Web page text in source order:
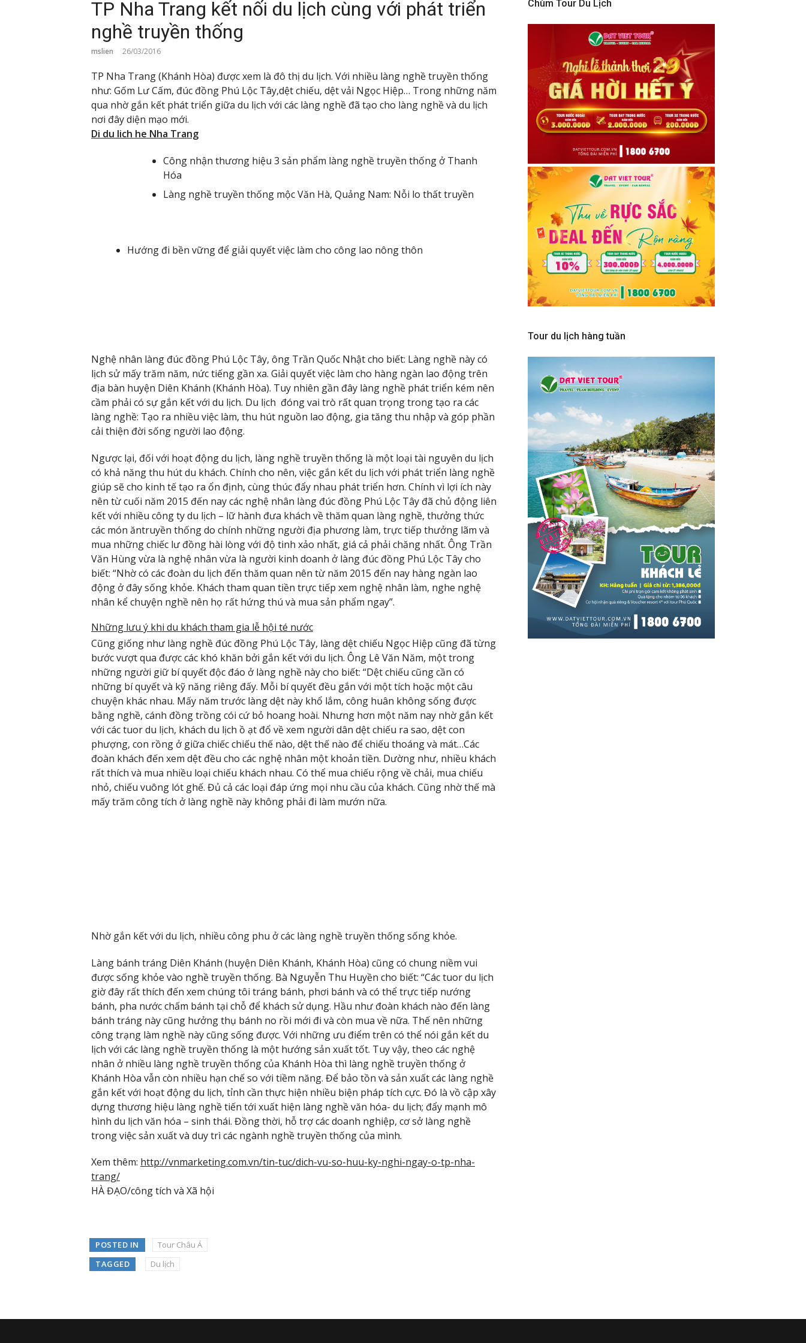
TP Nha Trang kết nối du lịch cùng với phát triển
nghề truyền thống
mslien 26/03/2016
TP Nha Trang (Khánh Hòa) được xem là đô thị du lịch. Với nhiều làng nghề truyền thống
như: Gốm Lư Cấm, đúc đồng Phú Lộc Tây,dệt chiếu, dệt vải Ngọc Hiệp… Trong những năm
qua nhờ gắn kết phát triển giữa du lịch với các làng nghề đã tạo cho làng nghề và du lịch
nơi đây diện mạo mới.
Di du lich he Nha Trang
Công nhận thương hiệu 3 sản phẩm làng nghề truyền thống ở Thanh
Hóa
Làng nghề truyền thống mộc Văn Hà, Quảng Nam: Nỗi lo thất truyền
Hướng đi bền vững để giải quyết việc làm cho công lao nông thôn
Nghệ nhân làng đúc đồng Phú Lộc Tây, ông Trần Quốc Nhật cho biết: Làng nghề này có
lịch sử mấy trăm năm, nức tiếng gần xa. Giải quyết việc làm cho hàng ngàn lao động trên
địa bàn huyện Diên Khánh (Khánh Hòa). Tuy nhiên gần đây làng nghề phát triển kém nên
cầm phải có sự gắn kết với du lịch. Du lịch đóng vai trò rất quan trọng trong tạo ra các
làng nghề: Tạo ra nhiều việc làm, thu hút nguồn lao động, gia tăng thu nhập và góp phần
cải thiện đời sống người lao động.
Ngược lại, đối với hoạt động du lịch, làng nghề truyền thống là một loại tài nguyên du lịch
có khả năng thu hút du khách. Chính cho nên, việc gắn kết du lịch với phát triển làng nghề
giúp sẽ cho kinh tế tạo ra ổn định, cùng thúc đẩy nhau phát triển hơn. Chính vì lợi ích này
nên từ cuối năm 2015 đến nay các nghệ nhân làng đúc đồng Phú Lộc Tây đã chủ động liên
kết với nhiều công ty du lịch – lữ hành đưa khách về thăm quan làng nghề, thưởng thức
các món ăntruyền thống do chính những người địa phương làm, trực tiếp thưởng lãm và
mua những chiếc lư đồng hài lòng với độ tinh xảo nhất, giá cả phải chăng nhất. Ông Trần
Văn Hùng vừa là nghệ nhân vừa là người kinh doanh ở làng đúc đồng Phú Lộc Tây cho
biết: “Nhờ có các đoàn du lịch đến thăm quan nên từ năm 2015 đến nay hàng ngàn lao
động ở đây sống khỏe. Khách tham quan tiền trực tiếp xem nghệ nhân làm, nghe nghệ
nhân kể chuyện nghề nên họ rất hứng thú và mua sản phẩm ngay”.
Những lưu ý khi du khách tham gia lễ hội té nước
Cũng giống như làng nghề đúc đồng Phú Lộc Tây, làng dệt chiếu Ngọc Hiệp cũng đã từng
bước vượt qua được các khó khăn bởi gắn kết với du lịch. Ông Lê Văn Năm, một trong
những người giữ bí quyết độc đáo ở làng nghề này cho biết: “Dệt chiếu cũng cần có
những bí quyết và kỹ năng riêng đấy. Mỗi bí quyết đều gắn với một tích hoặc một câu
chuyện khác nhau. Mấy năm trước làng dệt này khổ lắm, công huân không sống được
bằng nghề, cánh đồng trồng cói cứ bỏ hoang hoài. Nhưng hơn một năm nay nhờ gắn kết
với các tuor du lịch, khách du lịch ồ ạt đổ về xem người dân dệt chiếu ra sao, dệt con
phượng, con rồng ở giữa chiếc chiếu thế nào, dệt thế nào để chiếu thoáng và mát…Các
đoàn khách đến xem dệt đều cho các nghệ nhân một khoản tiền. Dường như, nhiều khách
rất thích và mua nhiều loại chiếu khách nhau. Có thể mua chiếu rộng về chải, mua chiếu
nhỏ, chiếu vuông lót ghế. Đủ cả các loại đáp ứng mọi nhu cầu của khách. Cũng nhờ thế mà
mấy trăm công tích ở làng nghề này không phải đi làm mướn nữa.
Nhờ gắn kết với du lịch, nhiều công phu ở các làng nghề truyền thống sống khỏe.
Làng bánh tráng Diên Khánh (huyện Diên Khánh, Khánh Hòa) cũng có chung niềm vui
được sống khỏe vào nghề truyền thống. Bà Nguyễn Thu Huyền cho biết: “Các tuor du lịch
giờ đây rất thích đến xem chúng tôi tráng bánh, phơi bánh và có thể trực tiếp nướng
bánh, pha nước chấm bánh tại chỗ để khách sử dụng. Hầu như đoàn khách nào đến làng
bánh tráng này cũng hưởng thụ bánh no rồi mới đi và còn mua về nữa. Thế nên những
công trạng làm nghề này cũng sống được. Với những ưu điểm trên có thể nói gắn kết du
lịch với các làng nghề truyền thống là một hướng sản xuất tốt. Tuy vậy, theo các nghệ
nhân ở nhiều làng nghề truyền thống của Khánh Hòa thì làng nghề truyền thống ở
Khánh Hòa vẫn còn nhiều hạn chế so với tiềm năng. Để bảo tồn và sản xuất các làng nghề
gắn kết với hoạt động du lịch, tỉnh cần thực hiện nhiều biện pháp tích cực. Đó là vồ cập xây
dựng thương hiệu làng nghề tiến tới xuất hiện làng nghề văn hóa- du lịch; đẩy mạnh mô
hình du lịch văn hóa – sinh thái. Đồng thời, hỗ trợ các doanh nghiệp, cơ sở làng nghề
trong việc sản xuất và duy trì các ngành nghề truyền thống của mình.
Xem thêm: http://vnmarketing.com.vn/tin-tuc/dich-vu-so-huu-ky-nghi-ngay-o-tp-nha-
trang/
HÀ ĐẠO/công tích và Xã hội
POSTED IN
Tour Châu Á
TAGGED
Du lịch
Chùm Tour Du Lịch
Tour du lịch hàng tuần